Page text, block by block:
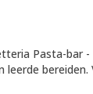
Pasta-bar